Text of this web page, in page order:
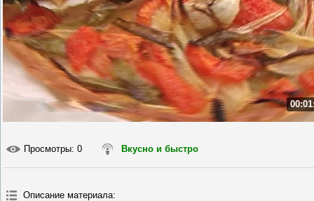
Просмотры: 0 Вкусно и быстро
Описание материала: